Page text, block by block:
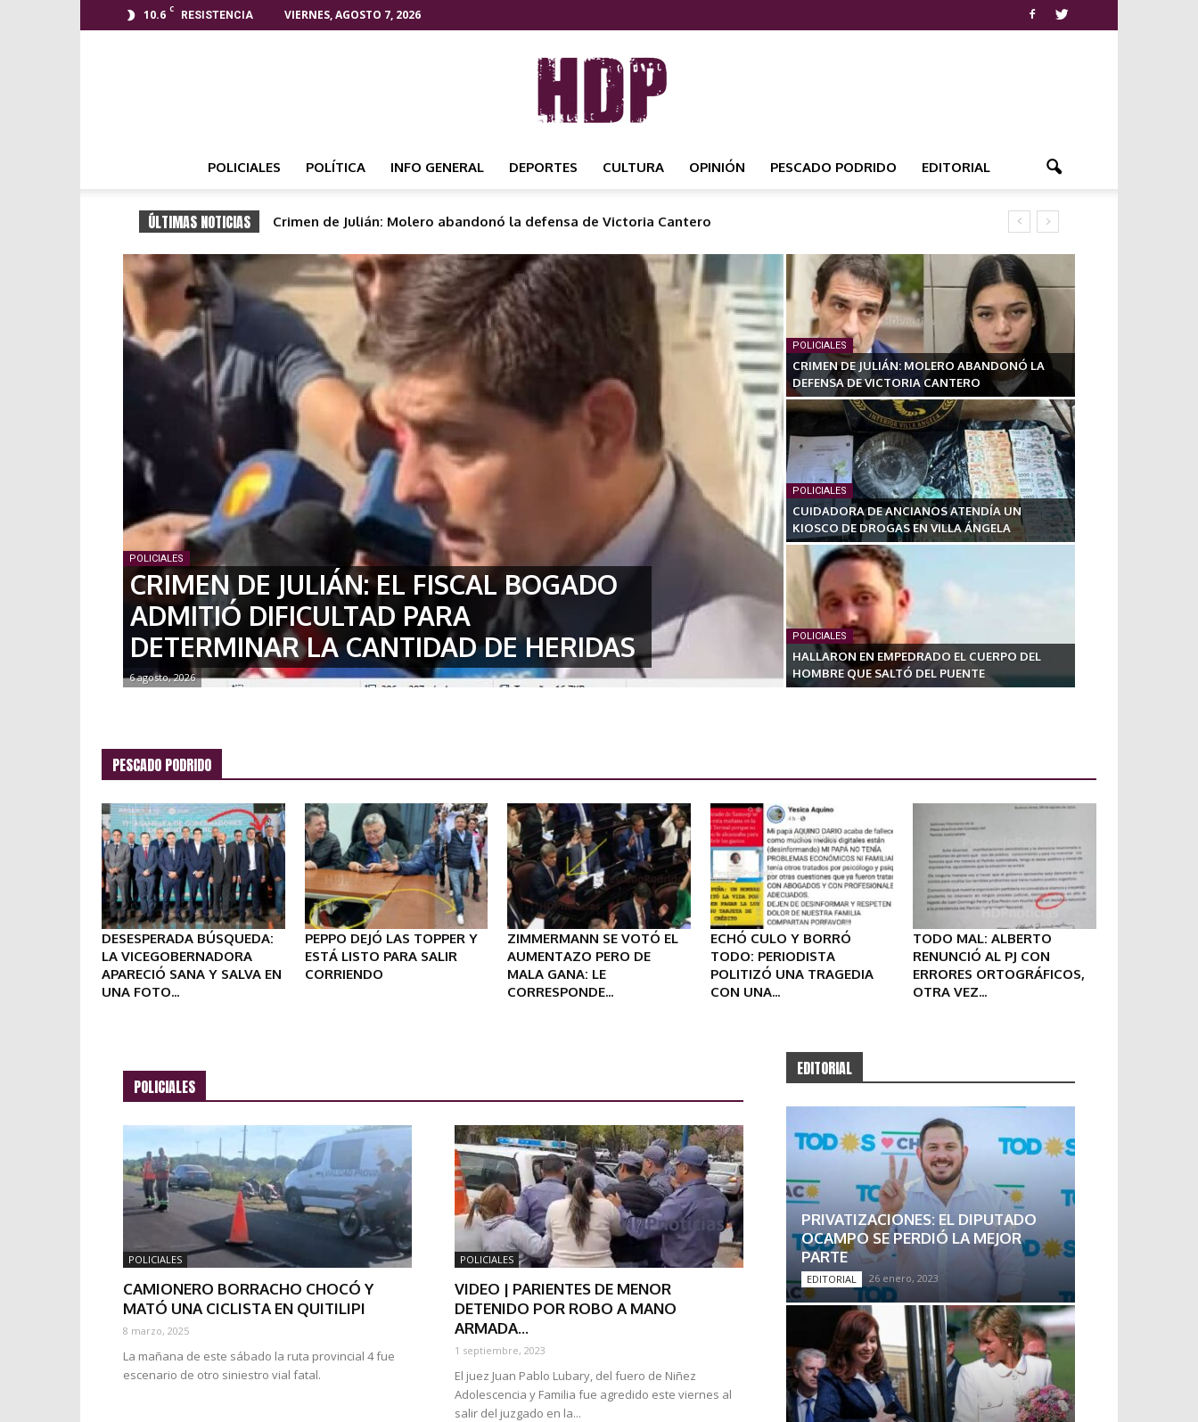
10.6 C
RESISTENCIA VIERNES, AGOSTO 7, 2026
POLICIALES POLÍTICA INFO GENERAL DEPORTES CULTURA OPINIÓN PESCADO PODRIDO EDITORIAL
ÚLTIMAS NOTICIAS Cuidadora de ancianos atendía un kiosco de drogas en Villa Ángela
POLICIALES
CRIMEN DE JULIÁN: EL FISCAL BOGADO
ADMITIÓ DIFICULTAD PARA
DETERMINAR LA CANTIDAD DE HERIDAS
6 agosto, 2026
POLICIALES
CRIMEN DE JULIÁN: MOLERO ABANDONÓ LA
DEFENSA DE VICTORIA CANTERO
POLICIALES
CUIDADORA DE ANCIANOS ATENDÍA UN
KIOSCO DE DROGAS EN VILLA ÁNGELA
POLICIALES
HALLARON EN EMPEDRADO EL CUERPO DEL
HOMBRE QUE SALTÓ DEL PUENTE
PESCADO PODRIDO
DESESPERADA BÚSQUEDA:
LA VICEGOBERNADORA
APARECIÓ SANA Y SALVA EN
UNA FOTO...
PEPPO DEJÓ LAS TOPPER Y
ESTÁ LISTO PARA SALIR
CORRIENDO
ZIMMERMANN SE VOTÓ EL
AUMENTAZO PERO DE
MALA GANA: LE
CORRESPONDE...
ECHÓ CULO Y BORRÓ
TODO: PERIODISTA
POLITIZÓ UNA TRAGEDIA
CON UNA...
TODO MAL: ALBERTO
RENUNCIÓ AL PJ CON
ERRORES ORTOGRÁFICOS,
OTRA VEZ...
POLICIALES
POLICIALES
CAMIONERO BORRACHO CHOCÓ Y
MATÓ UNA CICLISTA EN QUITILIPI
8 marzo, 2025
La mañana de este sábado la ruta provincial 4 fue
escenario de otro siniestro vial fatal.
POLICIALES
VIDEO | PARIENTES DE MENOR
DETENIDO POR ROBO A MANO
ARMADA...
1 septiembre, 2023
El juez Juan Pablo Lubary, del fuero de Niñez
Adolescencia y Familia fue agredido este viernes al
salir del juzgado en la...
EDITORIAL
PRIVATIZACIONES: EL DIPUTADO
OCAMPO SE PERDIÓ LA MEJOR
PARTE
EDITORIAL 26 enero, 2023